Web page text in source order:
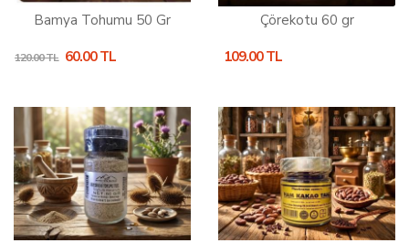
Bamya Tohumu 50 Gr
120.00 TL 60.00 TL
Çörekotu 60 gr
109.00 TL